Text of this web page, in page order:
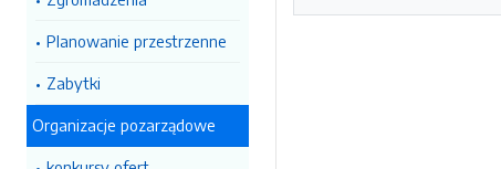
Planowanie przestrzenne
Zabytki
Organizacje pozarządowe